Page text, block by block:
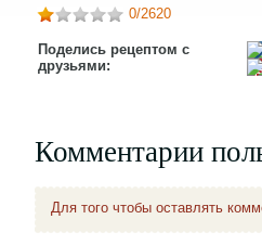
0/2620
Поделись рецептом с
друзьями:
Комментарии
Для того чтобы оставлять